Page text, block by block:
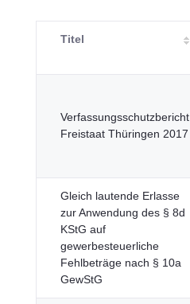
Titel
Verfassungsschutzbericht
Freistaat Thüringen 2017
Gleich lautende Erlasse
zur Anwendung des § 8d
KStG auf
gewerbesteuerliche
Fehlbeträge nach § 10a
GewStG